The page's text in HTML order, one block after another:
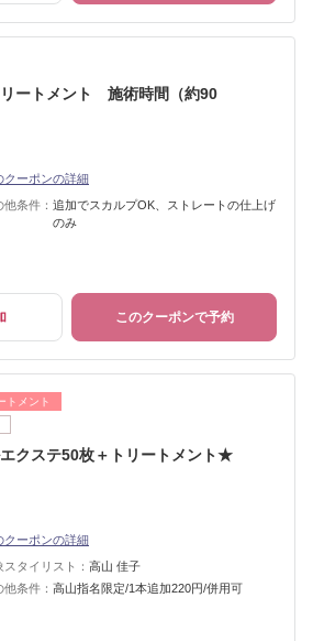
ートメント 施術時間（約90
クーポンの詳細
他条件： 追加でスカルプOK、ストレートの仕上げ
のみ
このクーポンで予約
トメント
クステ50枚＋トリートメント★
クーポンの詳細
スタイリスト： 高山 佳子
他条件： 高山指名限定/1本追加220円/併用可